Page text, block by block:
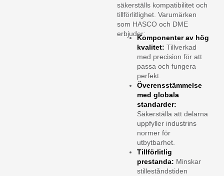
säkerställs kompatibilitet och
tillförlitlighet. Varumärken
som HASCO och DME
erbjuder:
Komponenter av hög
kvalitet: Tillverkad
med precision för att
passa och fungera
perfekt.
Överensstämmelse
med globala
standarder:
Säkerställa att delarna
uppfyller industrins
normer för
utbytbarhet.
Tillförlitlig
prestanda: Minskar
stilleståndstiden